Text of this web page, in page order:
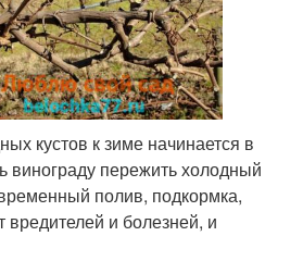
кустов к зиме начинается в
винограду пережить холодный
полив, подкормка,
вредителей и болезней, и